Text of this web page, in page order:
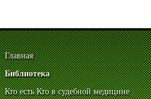
Главная
Библиотека
Кто есть Кто в судебной медицине